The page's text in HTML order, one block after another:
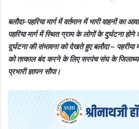
बलौदा-पहरिया मार्ग में वर्तमान में भारी वाहनों का
पहरिया मार्ग में स्थित ग्राम के लोगों के दुर्घटना
दुर्घटना की संभावना को देखते हुए बलौदा – पहरीया
को तत्काल बंद करने के लिए सरपंच संघ के
प्रभारी ज्ञापन सौपा।